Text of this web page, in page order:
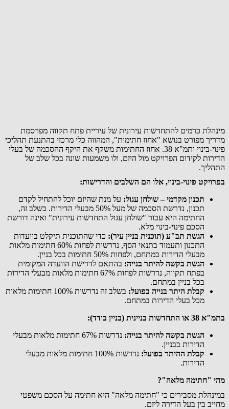
מינהלת כרמים להתחדשות עירונית של עיריית פתח תקווה מפרסמת
מדריך מפורט בנושא "אחוז חתימות", המהווה כלי מרכזי בהתנעת תהליכי
פינוי-בינוי ותמ"א 38. אחוז החתימות משקף את היקף ההסכמה של בעלי
הדירות לקידום הפרויקט מול היזם, ולו משמעות שונה בכל שלב של
התהליך.
בפרויקט פינוי-בינוי, אלו הם השלבים והדרישות:
תכנון מקדמי – שולחן עגול: על מנת שהיזם יוכל להתחיל לקדם
תכנון, נדרשת הסכמה של מעל 50% מבעלי הדירות. בשלב זה,
החתימה היא עבור "שולחן עגול התחדשות עירונית" ואינה דורשת
הסכם פינוי-בינוי מלא.
הגשת תב"ע (תוכנית בניין עיר): כדי שהתוכנית תיקלט בוועדות
התכנון ותעמוד בתנאי הסף, נדרשות לפחות 60% חתימות מלאות
מבעלי הדירות במתחם, ולפחות 50% חתימות בכל בניין.
הגשת בקשה להיתר בנייה: בהתאם לדרישת הוועדה המקומית
בפתח תקווה, נדרשות לפחות 67% חתימות מלאות מבעלי הדירות
בכל בניין במתחם.
קבלת היתר בנייה בפועל:
בשלב זה נדרשות 100% חתימות מלאות
מכל בעלי הדירות במתחם.
בתמ"א 38 או התחדשות בניינית (בניין בודד):
הגשת בקשה להיתר בנייה:
נדרשות 67% חתימות מלאות מבעלי
הדירות בבניין.
קבלת ההיתר בפועל:
נדרשות 100% חתימות מלאות מבעלי
הדירות.
מהי "חתימה מלאה"?
במינהלת מסבירים כי "חתימה מלאה" היא חתימה על הסכם משפטי
מחייב בין בעל הדירה ליזם.